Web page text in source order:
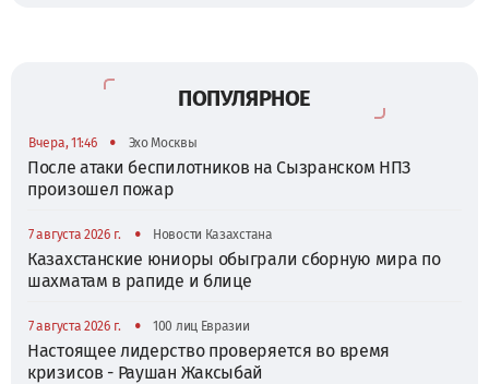
ПОПУЛЯРНОЕ
Вчера, 11:46 • Эхо Москвы
После атаки беспилотников на Сызранском НПЗ
произошел пожар
7 августа 2026 г. • Новости Казахстана
Казахстанские юниоры обыграли сборную мира по
шахматам в рапиде и блице
7 августа 2026 г. • 100 лиц Евразии
Настоящее лидерство проверяется во время
кризисов - Раушан Жаксыбай